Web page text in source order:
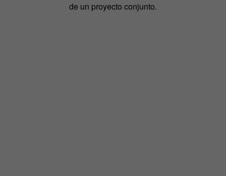
de un proyecto conjunto.